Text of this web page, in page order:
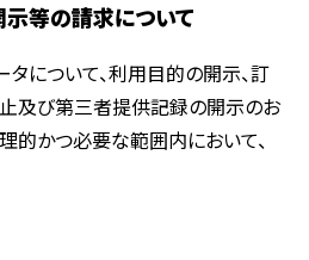
等の請求について
について、利用目的の開示、訂
止及び第三者提供記録の開示のお
的かつ必要な範囲内において、